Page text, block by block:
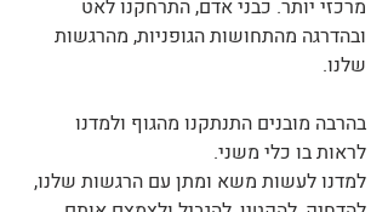
מרכזי יותר. כבני אדם, התרחקנו לאט
ובהדרגה מהתחושות הגופניות, מהרגשות
שלנו.
בהרבה מובנים התנתקנו מהגוף ולמדנו
לראות בו כלי משני.
למדנו לעשות משא ומתן עם הרגשות שלנו,